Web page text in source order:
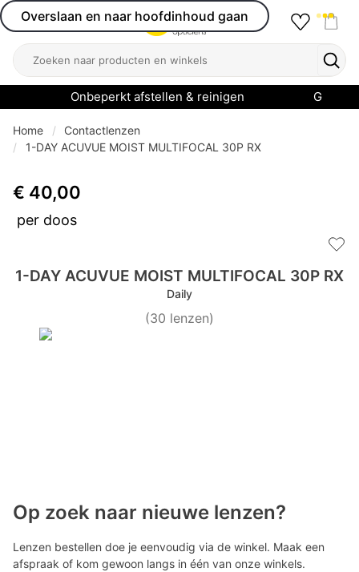
Overslaan en naar hoofdinhoud gaan
Open menu
Zoeken
Onbeperkt afstellen & reinigen
Home
Contactlenzen
1-DAY ACUVUE MOIST MULTIFOCAL 30P RX
1-DAY ACUVUE MOIST MULTIFOCAL 30P RX
Daily
€ 40,00
per doos
(30 lenzen)
Op zoek naar nieuwe lenzen?
Lenzen bestellen doe je eenvoudig via de winkel. Maak een
afspraak of kom gewoon langs in één van onze winkels.